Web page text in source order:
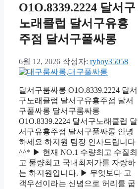
O1O.8339.2224 달서구
노래클럽 달서구유흥
주점 달서구풀싸롱
6월 12, 2026 작성자: ryboy35058
달서구룸싸롱 O1O.8339.2224 달서
구노래클럽 달서구유흥주점 달서
구풀싸롱 달서구룸싸롱
O1O.8339.2224 달서구노래클럽 달
서구유흥주점 달서구풀싸롱 안녕
하세요 하지원 팀장 인사드립니다
^^* ▶ 현재 NO.1 수량최고 수질최
고 물량최고 국내최저가를 자랑하
는 하지원입니다. ▶ 무엇보다 고
객우선이라는 신념으로 허리를 굽